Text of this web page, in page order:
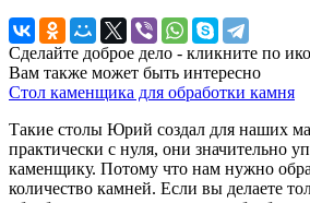
Сделайте доброе дело - кликните по
Вам также может быть интересно
Стол каменщика для обработки камня
Такие столы Юрий создал для наших
практически с нуля, они значительно
каменщику. Потому что нам нужно
количество камней. Если вы делаете